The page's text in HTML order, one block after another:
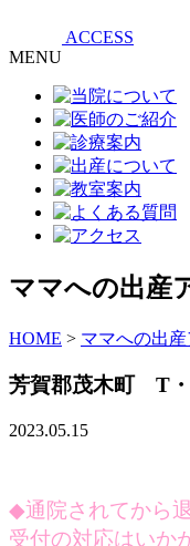
ACCESS
MENU
ママへの出産
HOME > ママへの出産
芳賀郡茂木町 T
2023.05.15
◆通院されてから
受付の対応はいか